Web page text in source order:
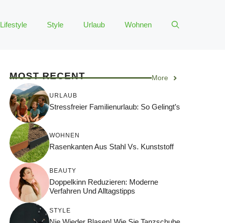
Lifestyle Style Urlaub Wohnen
MOST RECENT More
URLAUB
Stressfreier Familienurlaub: So Gelingt’s
WOHNEN
Rasenkanten Aus Stahl Vs. Kunststoff
BEAUTY
Doppelkinn Reduzieren: Moderne
Verfahren Und Alltagstipps
STYLE